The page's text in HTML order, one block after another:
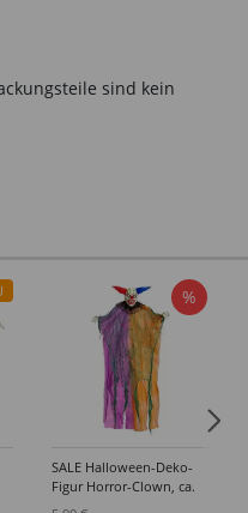
sind kein
%
SALE Halloween-Deko-
Figur Horror-Clown, ca.
66 cm, Bunt